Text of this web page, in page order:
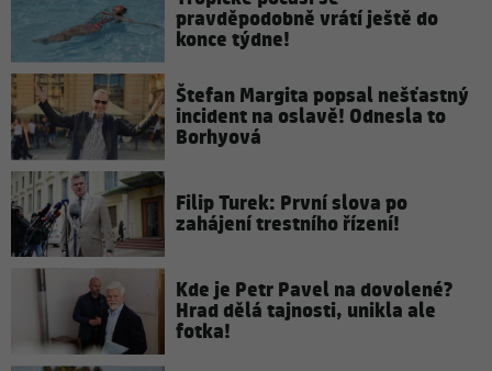
pravděpodobně vrátí ještě do
konce týdne!
Štefan Margita popsal nešťastný
incident na oslavě! Odnesla to
Borhyová
Filip Turek: První slova po
zahájení trestního řízení!
Kde je Petr Pavel na dovolené?
Hrad dělá tajnosti, unikla ale
fotka!